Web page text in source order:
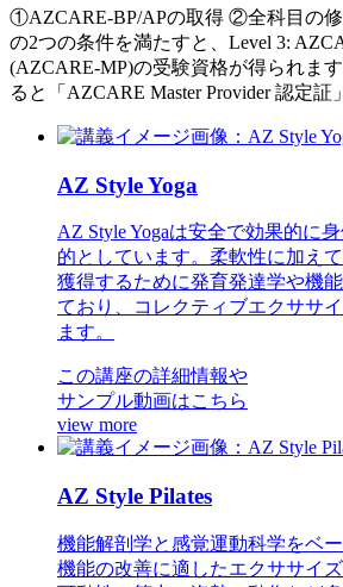
①AZCARE-BP/APの取得 ②全科目の
の2つの条件を満たすと、Level 3:
(AZCARE-MP)の受験資格が得られま
ると「AZCARE Master Provider 認定証
AZ Style Yoga
AZ Style Yogaは安全で効果的に
的としています。柔軟性に加え
獲得するために発育発達学や機
ており、コレクティブエクササ
ます。
この講座の詳細情報や
サンプル動画はこちら
view more
AZ Style Pilates
機能解剖学と感覚運動科学をベ
機能の改善に適したエクササイ